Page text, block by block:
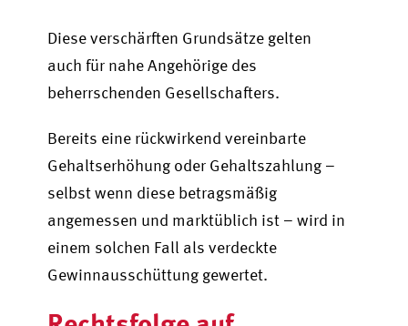
Diese verschärften Grundsätze gelten
auch für nahe Angehörige des
beherrschenden Gesellschafters.
Bereits eine rückwirkend vereinbarte
Gehaltserhöhung oder Gehaltszahlung –
selbst wenn diese betragsmäßig
angemessen und marktüblich ist – wird in
einem solchen Fall als verdeckte
Gewinnausschüttung gewertet.